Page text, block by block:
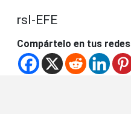
rsl-EFE
Compártelo en tus